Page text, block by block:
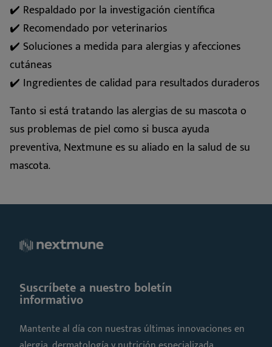
✔️ Respaldado por la investigación científica
✔️ Recomendado por veterinarios
✔️ Soluciones a medida para alergias y afecciones
cutáneas
✔️ Ingredientes de calidad para resultados duraderos
Tanto si está tratando las alergias de su mascota o
sus problemas de piel como si busca ayuda
preventiva, Nextmune es su aliado en la salud de su
mascota.
Suscríbete a nuestro boletín
informativo
Mantente al día con nuestras últimas innovaciones en